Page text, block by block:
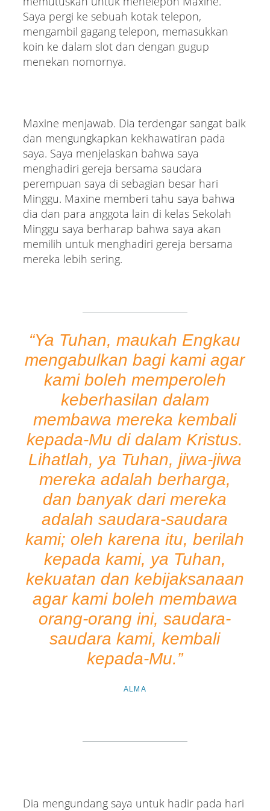
Saya pergi ke sebuah kotak telepon,
mengambil gagang telepon, memasukkan
koin ke dalam slot dan dengan gugup
menekan nomornya.
Maxine menjawab. Dia terdengar sangat baik
dan mengungkapkan kekhawatiran pada
saya. Saya menjelaskan bahwa saya
menghadiri gereja bersama saudara
perempuan saya di sebagian besar hari
Minggu. Maxine memberi tahu saya bahwa
dia dan para anggota lain di kelas Sekolah
Minggu saya berharap bahwa saya akan
memilih untuk menghadiri gereja bersama
mereka lebih sering.
“Ya Tuhan, maukah Engkau
mengabulkan bagi kami agar
kami boleh memperoleh
keberhasilan dalam
membawa mereka kembali
kepada-Mu di dalam Kristus.
Lihatlah, ya Tuhan, jiwa-jiwa
mereka adalah berharga,
dan banyak dari mereka
adalah saudara-saudara
kami; oleh karena itu, berilah
kepada kami, ya Tuhan,
kekuatan dan kebijaksanaan
agar kami boleh membawa
orang-orang ini, saudara-
saudara kami, kembali
kepada-Mu.”
ALMA
Dia mengundang saya untuk hadir pada hari